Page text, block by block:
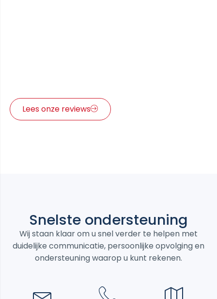
Lees onze reviews
Snelste ondersteuning
Wij staan klaar om u snel verder te helpen met
duidelijke communicatie, persoonlijke opvolging en
ondersteuning waarop u kunt rekenen.